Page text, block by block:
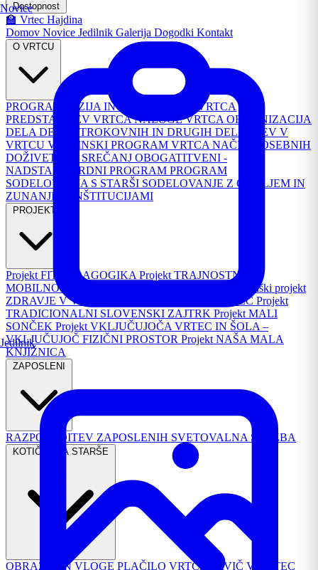
Dostopnost
🏫 Vrtec Hajdina
Domov Novice Jedilnik Galerija Dogodki Kontakt
O VRTCU
PROGRAM
VIZIJA IN POSLANSTVO VRTCA
PREDSTAVITEV VRTCANALOGE VRTCA ORGANIZACIJA
DELA DELO STROKOVNIH IN DRUGIH DELAVCEV V
VRTCU VSEBINSKI PROGRAM VRTCA NAČRT POSEBNIH
DOŽIVETIJ IN SREČANJ OBOGATITVENI -
NADSTANDARDNI PROGRAM PROGRAM
SODELOVANJA S STARŠI SODELOVANJE Z OKOLJEM IN
ZUNANJIMI INŠTITUCIJAMI
PROJEKTI
Projekt FIT PEDAGOGIKA Projekt TRAJNOSTNA
MOBILNOST
Republiški projekt
ZDRAVJE V VRTCU
Projekt TURIZEM IN VRTEC Projekt
TRADICIONALNI SLOVENSKI ZAJTRK Projekt MALI
SONČEK Projekt VKLJUČUJOČA VRTEC IN ŠOLA –
VKLJUČUJOČ FIZIČNI PROSTOR Projekt NAŠA MALA
KNJIŽNICA
ZAPOSLENI
RAZPOREDITEV ZAPOSLENIH SVETOVALNA SLUŽBA
KOTIČEK ZA STARŠE
OBRAZCI IN VLOGE PLAČILO VRTCA PRVIČ V VRTEC
Novice
Jedilnik